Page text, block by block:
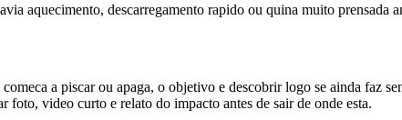
aquecimento, descarregamento rapido ou quina muito prensada
a piscar ou apaga, o objetivo e descobrir logo se ainda faz
video curto e relato do impacto antes de sair de onde esta.